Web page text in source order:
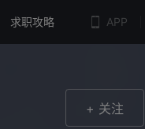
求职攻略 APP
+ 关注